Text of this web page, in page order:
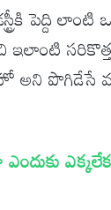
పెద్ది
ఇలాంటి
అని పొగిడేసే